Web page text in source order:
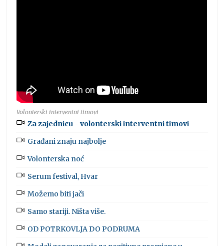
Volonterski interventni timovi
Za zajednicu - volonterski interventni timovi
Građani znaju najbolje
Volonterska noć
Serum festival, Hvar
Možemo biti jači
Samo stariji. Ništa više.
OD POTRKOVLJA DO PODRUMA